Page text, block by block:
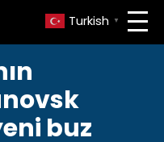
Turkish ▼
buz